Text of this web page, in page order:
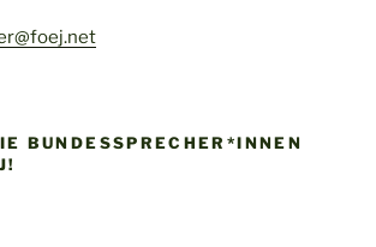
BUNDESSPRECHER*INNEN